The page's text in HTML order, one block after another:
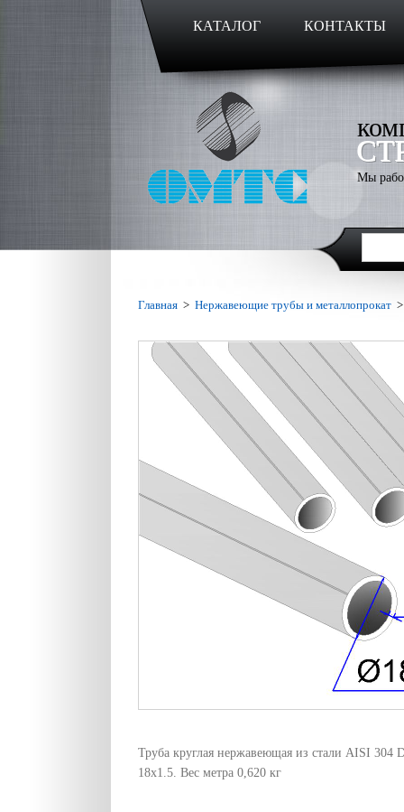
КАТАЛОГ КОНТАКТЫ
Мы
Главная > Нержавеющие трубы и металлопрокат
Труба круглая нержавеющая из стали AISI 304
18х1.5. Вес метра 0,620 кг